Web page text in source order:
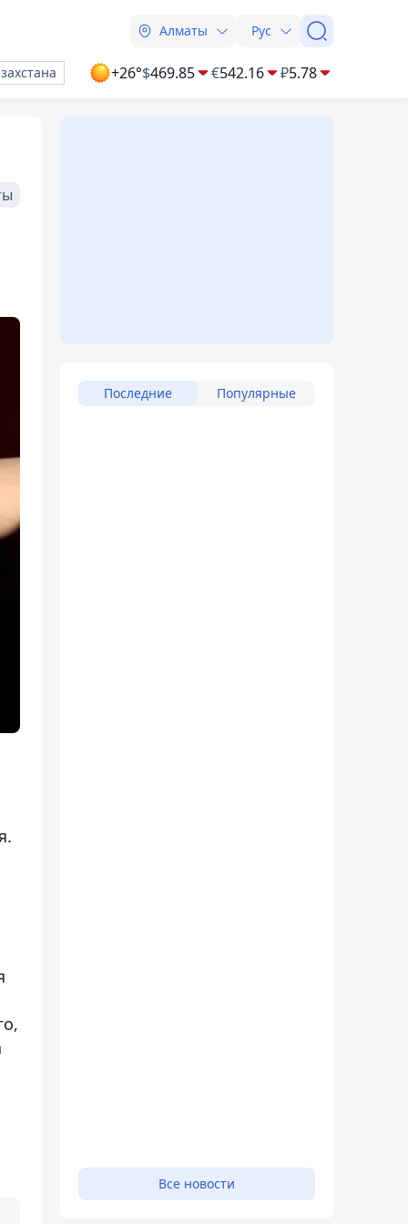
Алматы Рус
+26°$469.85 €542.16 ₽5.78
Последние Популярные
Все новости